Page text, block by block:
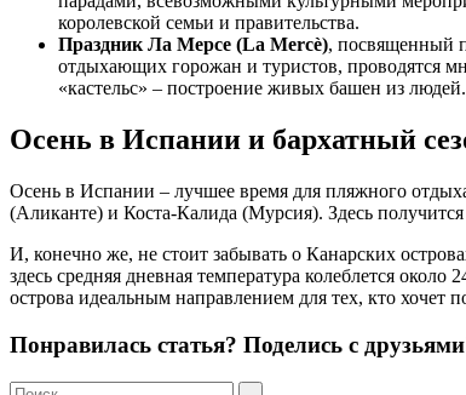
королевской семьи и правительства.
Праздник Ла Мерсе (La Mercè), посвященный
отдыхающих горожан и туристов, проводятся
«кастельс» – построение живых башен из
Осень в Испании и бархатный
Осень в Испании – лучшее время для пляжного
(Аликанте) и Коста-Калида (Мурсия). Здесь получится
И, конечно же, не стоит забывать о Канарских
здесь средняя дневная температура колеблется
острова идеальным направлением для тех, кто хочет
Понравилась статья? Поделись с